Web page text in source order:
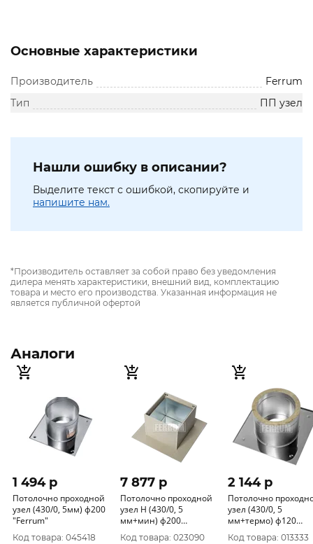
Основные характеристики
Производитель
Ferrum
Тип
ПП узел
Нашли ошибку в описании?
Выделите текст с ошибкой, скопируйте и
напишите нам.
*Производитель оставляет за собой право без уведомления
дилера менять характеристики, внешний вид, комплектацию
товара и место его производства. Указанная информация не
является публичной офертой
Аналоги
1 494 p
Потолочно проходной
узел (430/0, 5мм) ф200
"Ferrum"
Код товара: 045418
7 877 p
Потолочно проходной
узел Н (430/0, 5
мм+мин) ф200
"Ferrum"
Код товара: 023090
2 144 p
Потолочно
узел (430/0, 5
мм+термо) ф120
"Ferrum"
Код товара: 013333